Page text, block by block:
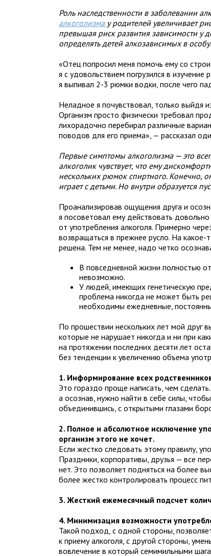
Роль наследственности в заболевании
алкоголизма у родителей увеличивает
превышая риск развития зависимости у
определять детей алкозависимых в
«Отец попросил меня помочь ему со
я с удовольствием погрузился в
я выпивал 2-3 рюмки водки, после чего
Неладное я почувствовал, только выйдя
Организм просто физически требовал
лихорадочно перебирал различные
поводов для его приема», — рассказал
Первые симптомы алкоголизма — это
алкоголик чувствует, что ему
нескольких рюмок спиртного. Конечно,
играет с детьми. Но внутри образуется
Проанализировав ощущения друга и
я посоветовал ему действовать
от употребления алкоголя. Примерно
возвращаться в прежнее русло. На
решена. Тем не менее, надо четко
В повседневной жизни полностью
невозможно.
У людей, имеющих генетическую
проблема никогда не может быть
необходимы ежедневные,
По прошествии нескольких лет мой друг
которые не нарушает никогда и ни при
на протяжении последних десяти лет
без тенденции к увеличению объема
1. Информирование всех
Это гораздо проще написать, чем
а осознав, нужно найти в себе силы,
объединившись, с открытыми глазами
2. Полное и абсолютное исключение
организм этого не хочет.
Если жестко следовать этому правилу,
Праздники, корпоративы, друзья — все
нет. Это позволяет подняться на более
более жестко контролировать процесс
3. Жесткий ежемесячный подсчет
4. Минимизация возможности
Такой подход, с одной стороны,
к приему алкоголя, с другой стороны,
вовлечение в который семимильными